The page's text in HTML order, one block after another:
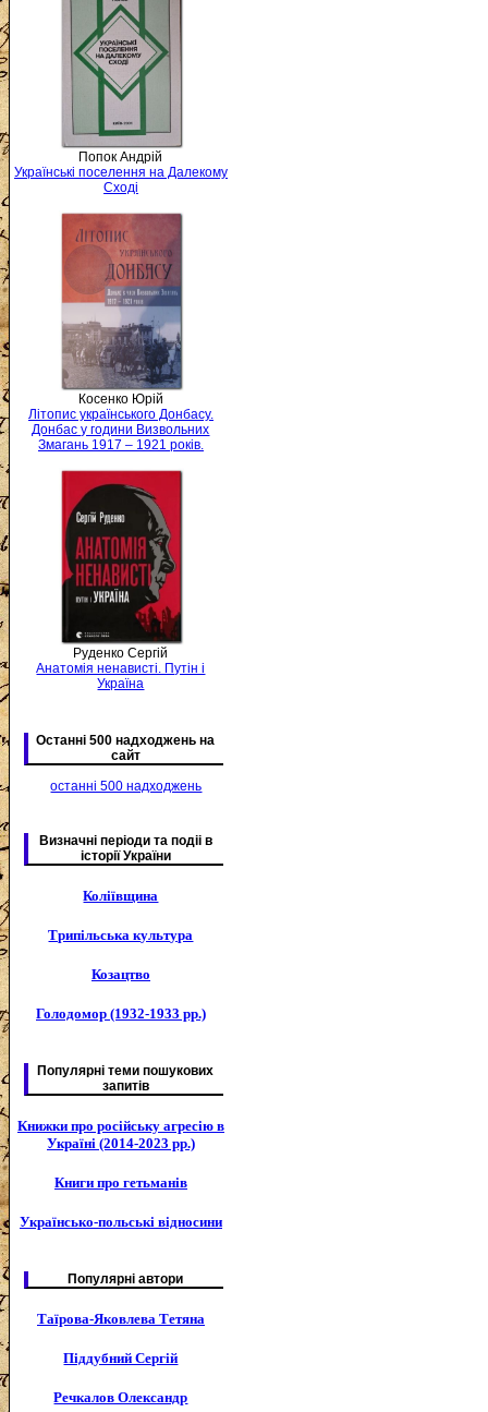
Попок Андрій
Українські поселення на Далекому
Сході
Косенко Юрій
Літопис українського Донбасу.
Донбас у години Визвольних
Змагань 1917 – 1921 років.
Руденко Сергій
Анатомія ненависті. Путін і
Україна
Останні 500 надходжень на
сайт
останні 500 надходжень
Визначні періоди та подіі в
історії України
Коліївщина
Трипільська культура
Козацтво
Голодомор (1932-1933 рр.)
Популярні теми пошукових
запитів
Книжки про російську агресію в
Україні (2014-2023 рр.)
Книги про гетьманів
Українсько-польські відносини
Популярні автори
Таїрова-Яковлева Тетяна
Піддубний Сергій
Речкалов Олександр